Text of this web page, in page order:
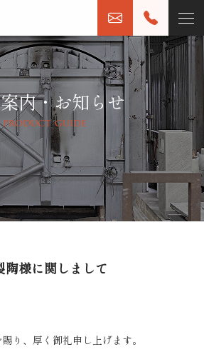
内・お知らせ
product guide
様に関しまして
り、厚く御礼申し上げます。